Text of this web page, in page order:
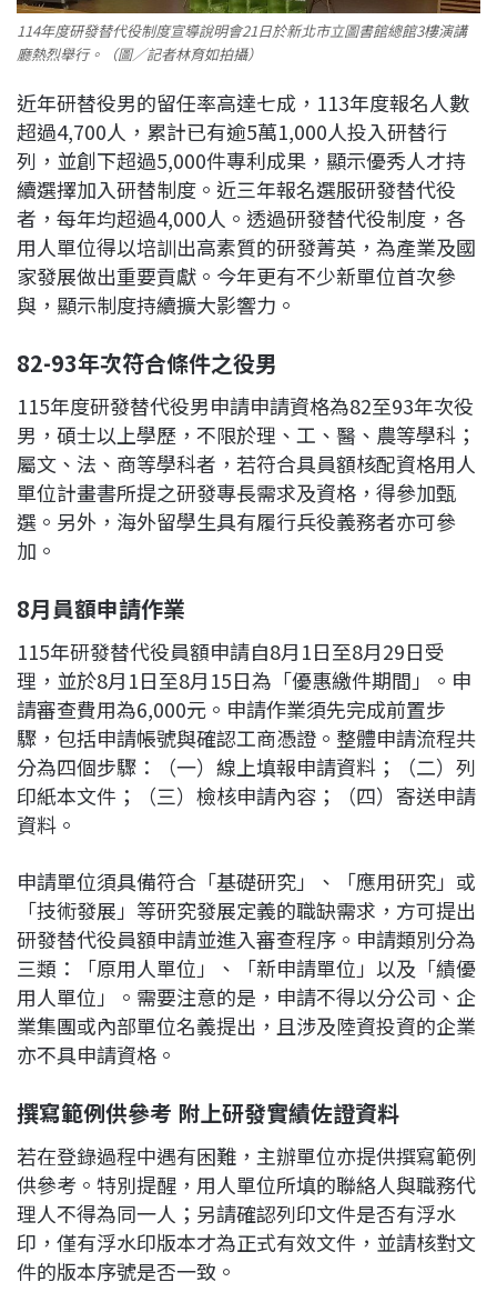
114年度研發替代役制度宣導說明會21日於新北市立圖書館總館3樓演講
廳熱烈舉行。（圖／記者林育如拍攝）
近年研替役男的留任率高達七成，113年度報名人數
超過4,700人，累計已有逾5萬1,000人投入研替行
列，並創下超過5,000件專利成果，顯示優秀人才持
續選擇加入研替制度。近三年報名選服研發替代役
者，每年均超過4,000人。透過研發替代役制度，各
用人單位得以培訓出高素質的研發菁英，為產業及國
家發展做出重要貢獻。今年更有不少新單位首次參
與，顯示制度持續擴大影響力。
82-93年次符合條件之役男
115年度研發替代役男申請申請資格為82至93年次役
男，碩士以上學歷，不限於理、工、醫、農等學科；
屬文、法、商等學科者，若符合具員額核配資格用人
單位計畫書所提之研發專長需求及資格，得參加甄
選。另外，海外留學生具有履行兵役義務者亦可參
加。
8月員額申請作業
115年研發替代役員額申請自8月1日至8月29日受
理，並於8月1日至8月15日為「優惠繳件期間」。申
請審查費用為6,000元。申請作業須先完成前置步
驟，包括申請帳號與確認工商憑證。整體申請流程共
分為四個步驟：（一）線上填報申請資料；（二）列
印紙本文件；（三）檢核申請內容；（四）寄送申請
資料。
申請單位須具備符合「基礎研究」、「應用研究」或
「技術發展」等研究發展定義的職缺需求，方可提出
研發替代役員額申請並進入審查程序。申請類別分為
三類：「原用人單位」、「新申請單位」以及「績優
用人單位」。需要注意的是，申請不得以分公司、企
業集團或內部單位名義提出，且涉及陸資投資的企業
亦不具申請資格。
撰寫範例供參考 附上研發實績佐證資料
若在登錄過程中遇有困難，主辦單位亦提供撰寫範例
供參考。特別提醒，用人單位所填的聯絡人與職務代
理人不得為同一人；另請確認列印文件是否有浮水
印，僅有浮水印版本才為正式有效文件，並請核對文
件的版本序號是否一致。